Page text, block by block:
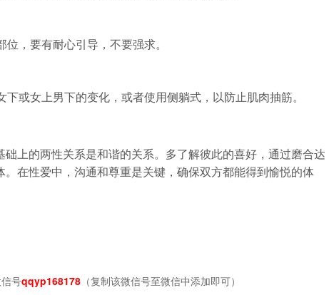
，要有耐心引导，不要强求。
或女上男下的变化，或者使用侧躺式，以防止肌肉抽筋。
上的两性关系是和谐的关系。多了解彼此的喜好，通过磨合达
在性爱中，沟通和尊重是关键，确保双方都能得到愉悦的体
号qqyp168178 （复制该微信号至微信中添加即可）